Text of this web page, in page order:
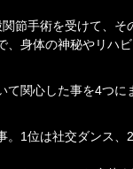
節手術を受けて、そ
、身体の神秘やリハ
て関心した事を4つに
。1位は社交ダンス